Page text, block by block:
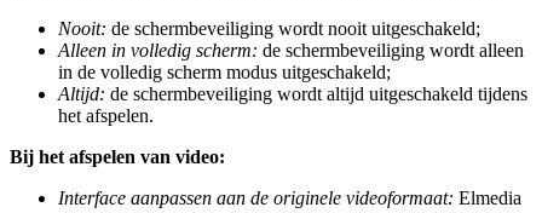
Nooit: de schermbeveiliging wordt nooit uitgeschakeld;
Alleen in volledig scherm: de schermbeveiliging wordt alleen
in de volledig scherm modus uitgeschakeld;
Altijd: de schermbeveiliging wordt altijd uitgeschakeld tijdens
het afspelen.
Bij het afspelen van video:
Interface aanpassen aan de originele videoformaat: Elmedia